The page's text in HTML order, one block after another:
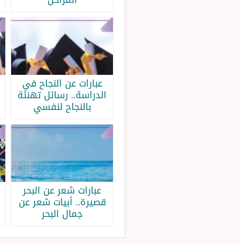
عبارات عن النجاح في
الدراسة.. رسائل تهنئة
بالنجاح لنفسي
عبارات شعر عن البحر
قصيرة.. أبيات شعر عن
جمال البحر